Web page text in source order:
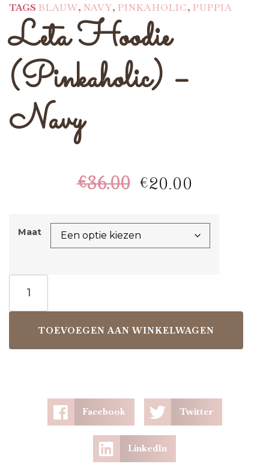
TAGS BLAUW, NAVY, PINKAHOLIC, PUPPIA
Leta Hoodie
(Pinkaholic) –
Navy
€36.00 €20.00
Maat
TOEVOEGEN AAN WINKELWAGEN
Facebook Twitter
LinkedIn